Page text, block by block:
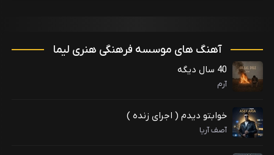
آهنگ های موسسه فرهنگی هنری لیما
40 سال دیگه
آرم
خوابتو دیدم ( اجرای زنده )
آصف آریا